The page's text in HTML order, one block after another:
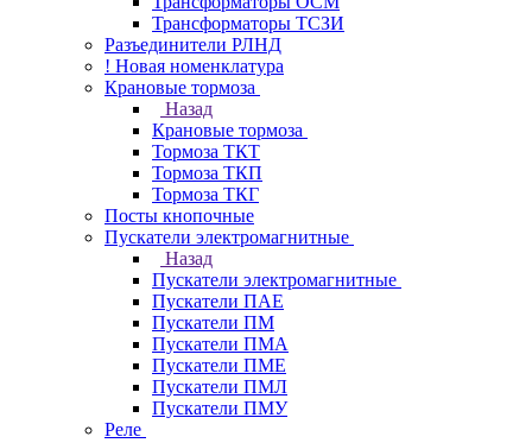
Трансформаторы ТСЗИ
Разъединители РЛНД
! Новая номенклатура
Крановые тормоза
Назад
Крановые тормоза
Тормоза ТКТ
Тормоза ТКП
Тормоза ТКГ
Посты кнопочные
Пускатели электромагнитные
Назад
Пускатели электромагнитные
Пускатели ПАЕ
Пускатели ПМ
Пускатели ПМА
Пускатели ПМЕ
Пускатели ПМЛ
Пускатели ПМУ
Реле